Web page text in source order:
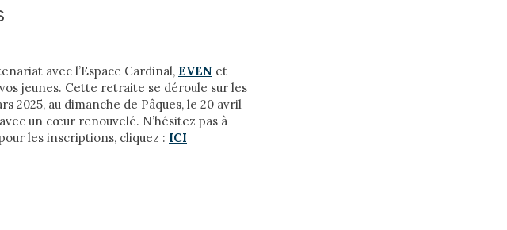
avec l’Espace Cardinal, EVEN et
jeunes. Cette retraite se déroule sur les
2025, au dimanche de Pâques, le 20 avril
un cœur renouvelé. N’hésitez pas à
les inscriptions, cliquez : ICI